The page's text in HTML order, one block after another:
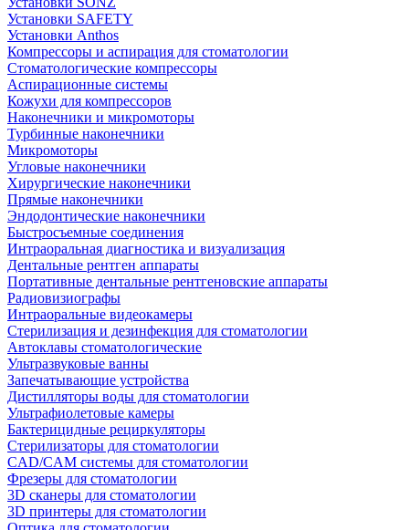
Установки SAFETY
Установки Anthos
Компрессоры и аспирация для стоматологии
Стоматологические компрессоры
Аспирационные системы
Кожухи для компрессоров
Наконечники и микромоторы
Турбинные наконечники
Микромоторы
Угловые наконечники
Хирургические наконечники
Прямые наконечники
Эндодонтические наконечники
Быстросъемные соединения
Интраоральная диагностика и визуализация
Дентальные рентген аппараты
Портативные дентальные рентгеновские аппараты
Радиовизиографы
Интраоральные видеокамеры
Стерилизация и дезинфекция для стоматологии
Автоклавы стоматологические
Ультразвуковые ванны
Запечатывающие устройства
Дистилляторы воды для стоматологии
Ультрафиолетовые камеры
Бактерицидные рециркуляторы
Стерилизаторы для стоматологии
CAD/CAM системы для стоматологии
Фрезеры для стоматологии
3D cканеры для стоматологии
3D принтеры для стоматологии